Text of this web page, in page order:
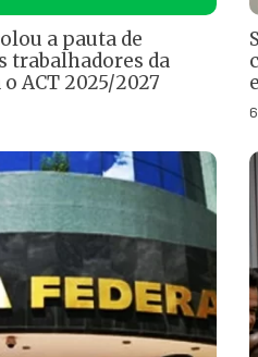
a pauta de
trabalhadores da
ACT 2025/2027